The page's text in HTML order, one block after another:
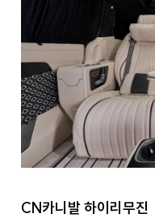
CN카니발 하이리무진